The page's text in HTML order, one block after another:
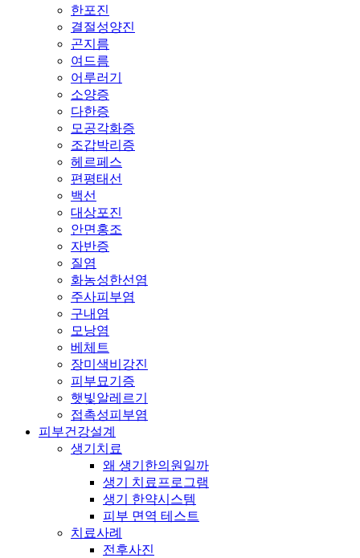
한포진
결절성양진
곤지름
여드름
어루러기
소양증
다한증
모공각화증
조갑박리증
헤르페스
편평태선
백선
대상포진
안면홍조
자반증
질염
화농성한선염
주사피부염
구내염
모낭염
베체트
장미색비강진
피부묘기증
햇빛알레르기
접촉성피부염
피부건강설계
생기치료
왜 생기한의원일까
생기 치료프로그램
생기 한약시스템
피부 면역 테스트
치료사례
전후사진